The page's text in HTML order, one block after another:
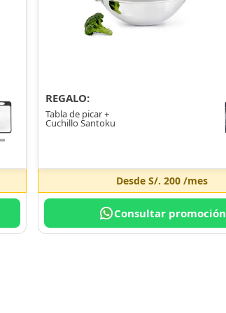
REGALO:
Tabla de picar +
Cuchillo Santoku
DesdeS/. 200 /mes
Consultar promoción